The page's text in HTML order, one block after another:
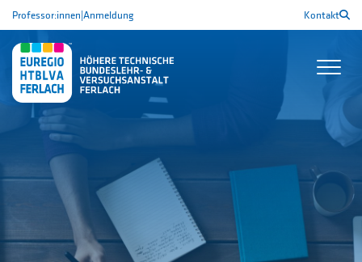
Professor:innen|Anmeldung Kontakt